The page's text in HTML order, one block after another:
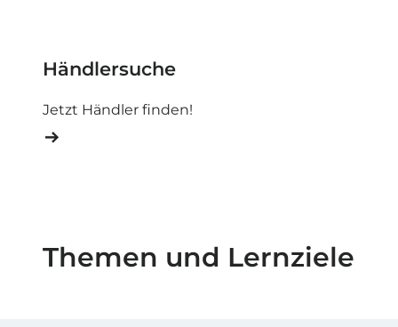
Händlersuche
Jetzt Händler finden!
Themen und Lernziele